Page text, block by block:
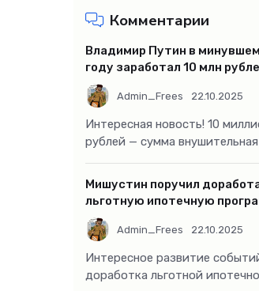
Комментарии
Владимир Путин в минувшем
году заработал 10 млн
«Бизнес»
Admin_Frees 22.10.2025
Интересная новость! 10
рублей — сумма
не
Мишустин поручил
льготную ипотечную
- «Бизнес»
Admin_Frees 22.10.2025
Интересное развитие
доработка льготной